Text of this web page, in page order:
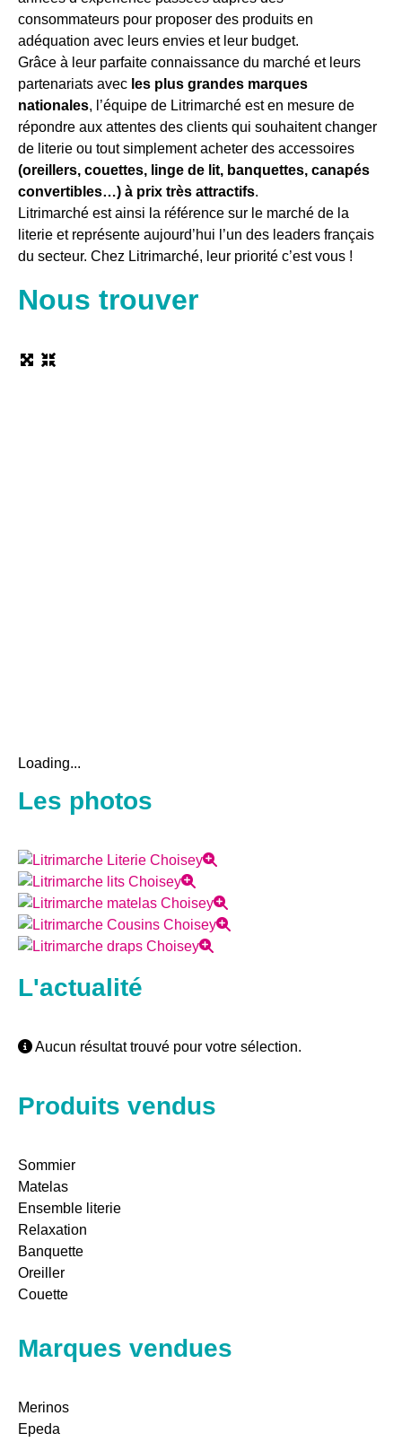
consommateurs pour proposer des produits en
adéquation avec leurs envies et leur budget.
Grâce à leur parfaite connaissance du marché et leurs
partenariats avec les plus grandes marques
nationales, l’équipe de Litrimarché est en mesure de
répondre aux attentes des clients qui souhaitent changer
de literie ou tout simplement acheter des accessoires
(oreillers, couettes, linge de lit, banquettes, canapés
convertibles…) à prix très attractifs.
Litrimarché est ainsi la référence sur le marché de la
literie et représente aujourd’hui l’un des leaders français
du secteur. Chez Litrimarché, leur priorité c’est vous !
Nous trouver
Loading...
Les photos
L'actualité
Aucun résultat trouvé pour votre sélection.
Produits vendus
Sommier
Matelas
Ensemble literie
Relaxation
Banquette
Oreiller
Couette
Marques vendues
Merinos
Epeda